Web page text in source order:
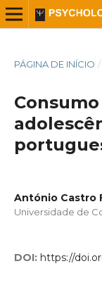
PÁGINA DE INÍCIO /
António Castro
Universidade de
DOI: https://